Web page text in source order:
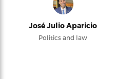
José Julio Aparicio
Politics and law